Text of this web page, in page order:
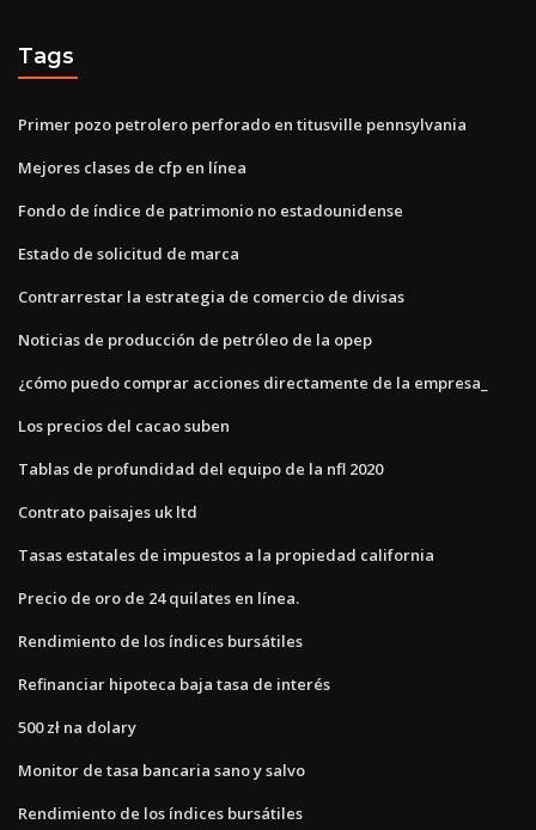
Tags
Primer pozo petrolero perforado en titusville pennsylvania
Mejores clases de cfp en línea
Fondo de índice de patrimonio no estadounidense
Estado de solicitud de marca
Contrarrestar la estrategia de comercio de divisas
Noticias de producción de petróleo de la opep
¿cómo puedo comprar acciones directamente de la empresa_
Los precios del cacao suben
Tablas de profundidad del equipo de la nfl 2020
Contrato paisajes uk ltd
Tasas estatales de impuestos a la propiedad california
Precio de oro de 24 quilates en línea.
Rendimiento de los índices bursátiles
Refinanciar hipoteca baja tasa de interés
500 zł na dolary
Monitor de tasa bancaria sano y salvo
Rendimiento de los índices bursátiles